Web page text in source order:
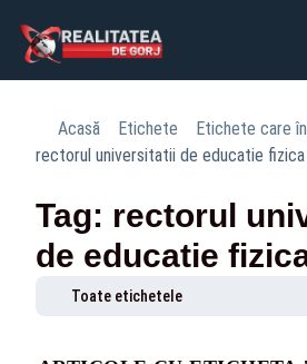
Acasă Etichete
Etichete care
rectorul universitatii de educatie
Tag: rectorul
de educatie
Toate etichetele